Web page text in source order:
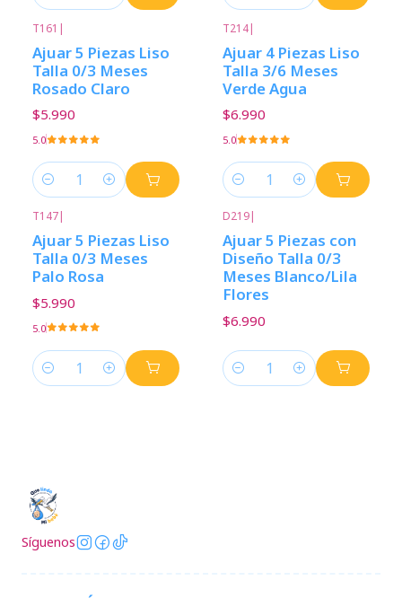
T161 |
Ajuar 5 Piezas Liso
Talla 0/3 Meses
Rosado Claro
$5.990
5.0
Cantidad
T214|
Ajuar 4 Piezas Liso
Talla 3/6 Meses
Verde Agua
$6.990
5.0
Cantidad
T147|
Ajuar 5 Piezas Liso
Talla 0/3 Meses
Palo Rosa
$5.990
5.0
Cantidad
D219|
Ajuar 5 Piezas con
Diseño Talla 0/3
Meses Blanco/Lila
Flores
$6.990
Cantidad
Síguenos